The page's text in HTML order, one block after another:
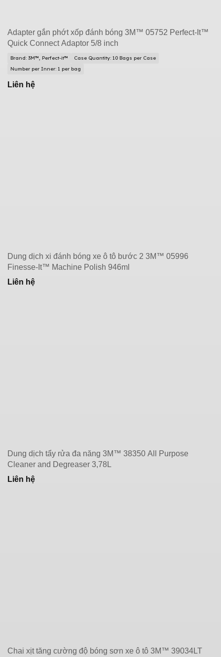
Adapter gắn phớt xốp đánh bóng 3M™ 05752 Perfect-It™
Quick Connect Adaptor 5/8 inch
Brand: 3M™, Perfect-it™
Case Quantity: 10 Bags per Case
Number per Inner: 1 per bag
Liên hệ
Dung dịch xi đánh bóng xe ô tô bước 2 3M™ 05996
Finesse-It™ Machine Polish 946ml
Liên hệ
Dung dịch tẩy rửa đa năng 3M™ 38350 All Purpose
Cleaner and Degreaser 3,78L
Liên hệ
Chai xịt tăng cường độ bóng sơn xe ô tô 3M™ 39034LT